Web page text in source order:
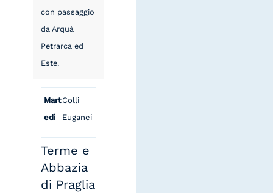
con passaggio
da Arquà
Petrarca ed
Este.
Mart
edì
Colli
Euganei
Terme e
Abbazia
di Praglia